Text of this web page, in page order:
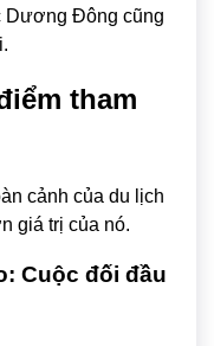
Dương Đông cũng
tham
cảnh của du lịch
giá trị của nó.
Cuộc đối đầu